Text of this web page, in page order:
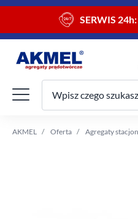
SERWIS 24h:
Twój koszyk
Wpisz czego szukasz
AKMEL Oferta Agregaty